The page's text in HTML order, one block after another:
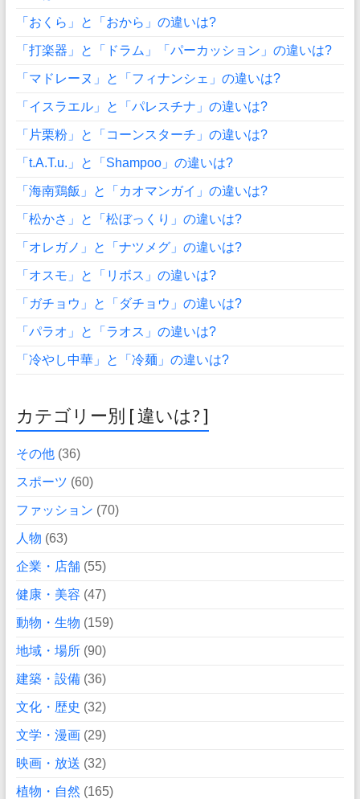
「おくら」と「おから」の違いは?
「打楽器」と「ドラム」「パーカッション」の違いは?
「マドレーヌ」と「フィナンシェ」の違いは?
「イスラエル」と「パレスチナ」の違いは?
「片栗粉」と「コーンスターチ」の違いは?
「t.A.T.u.」と「Shampoo」の違いは?
「海南鶏飯」と「カオマンガイ」の違いは?
「松かさ」と「松ぼっくり」の違いは?
「オレガノ」と「ナツメグ」の違いは?
「オスモ」と「リボス」の違いは?
「ガチョウ」と「ダチョウ」の違いは?
「パラオ」と「ラオス」の違いは?
「冷やし中華」と「冷麺」の違いは?
カテゴリー別 [ 違いは? ]
その他(36)
スポーツ (60)
ファッション (70)
人物 (63)
企業・店舗(55)
健康・美容 (47)
動物・生物 (159)
地域・場所(90)
建築・設備(36)
文化・歴史 (32)
文学・漫画(29)
映画・放送 (32)
植物・自然 (165)